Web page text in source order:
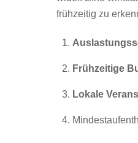
frühzeitig zu
Frühzeitige
Lokale